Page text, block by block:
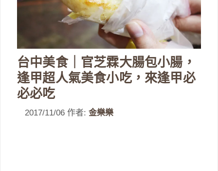
台中美食｜官芝霖大腸包小腸，
逢甲超人氣美食小吃，來逢甲必
必必吃
2017/11/06 作者: 金樂樂